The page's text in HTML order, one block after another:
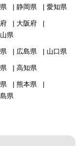
静岡県 愛知県
大阪府
県
広島県 山口県
高知県
熊本県
県